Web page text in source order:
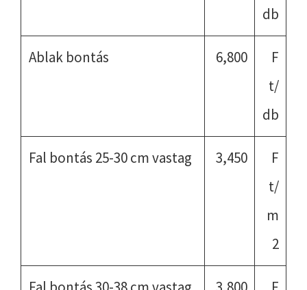
db
Ablak bontás 6,800
F
t/
db
Fal bontás 25-30 cm vastag 3,450
F
t/
m
2